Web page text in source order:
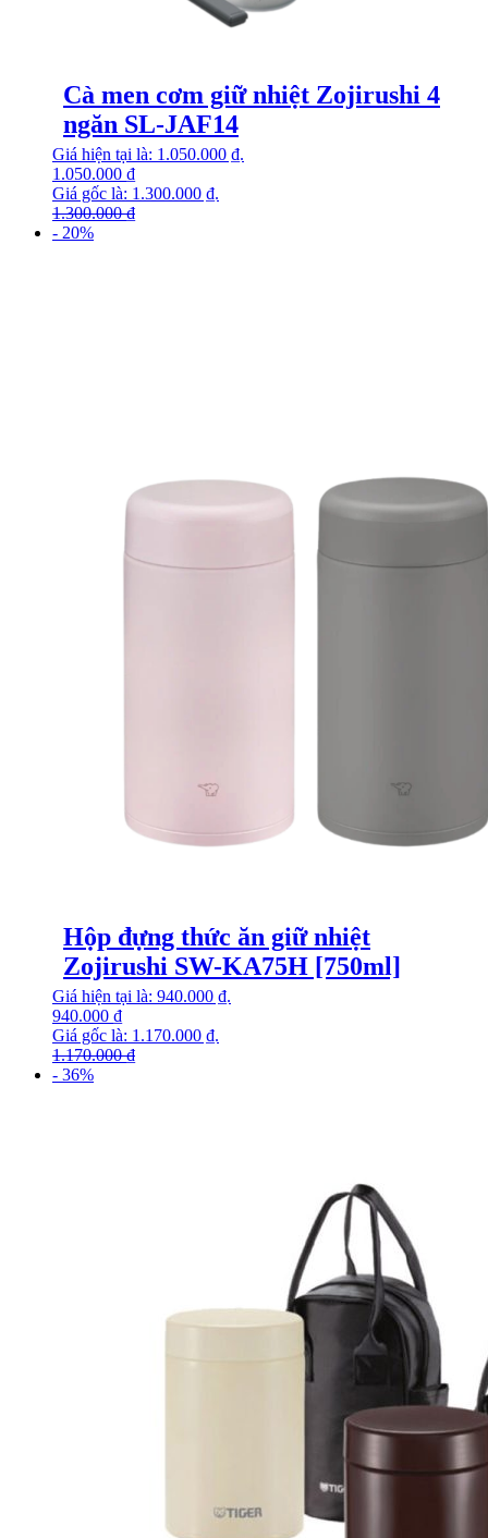
Cà men cơm giữ nhiệt Zojirushi 4
ngăn SL-JAF14
1.300.000₫
Giá gốc là: 1.300.000 ₫.
1.050.000 ₫
Giá hiện tại là: 1.050.000 ₫.
- 20%
Hộp đựng thức ăn giữ nhiệt
Zojirushi SW-KA75H [750ml]
1.170.000₫
Giá gốc là: 1.170.000 ₫.
940.000 ₫
Giá hiện tại là: 940.000 ₫.
- 36%